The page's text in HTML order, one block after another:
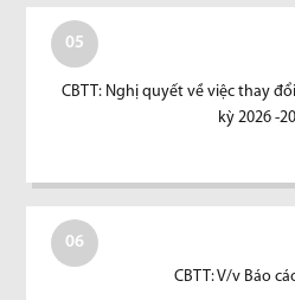
05
CBTT: Nghị quyết về việc thay
kỳ 2026 -
06
CBTT: V/v Báo